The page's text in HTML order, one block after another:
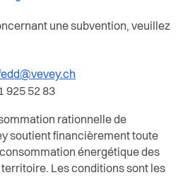
une subvention, veuillez
925 52 83
rationnelle de
soutient financièrement toute
énergétique des
Les conditions sont les